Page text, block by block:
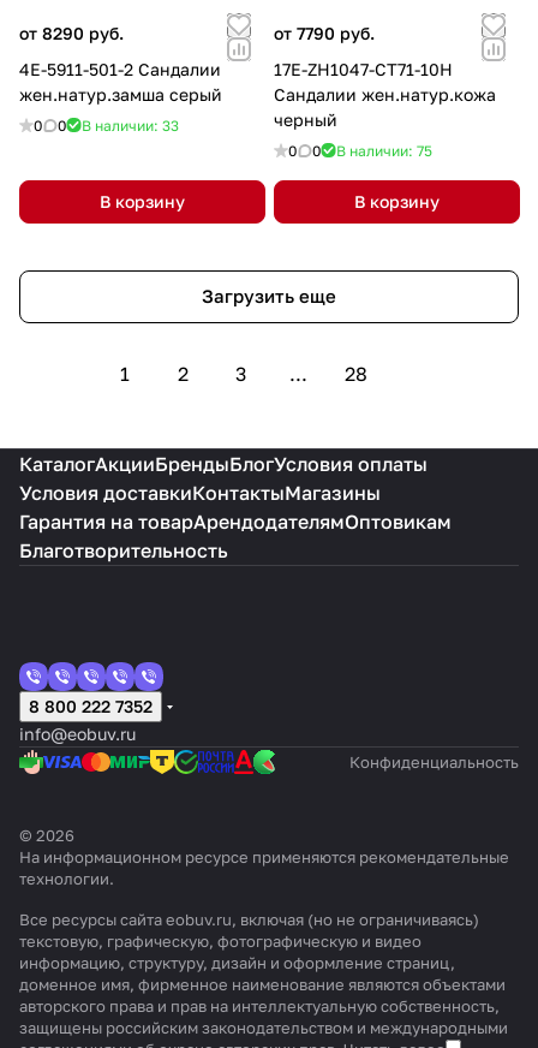
от 8290 руб.
4E-5911-501-2 Сандалии
жен.натур.замша серый
0 0 В наличии: 33
В корзину
от 7790 руб.
17E-ZH1047-CT71-10H
Сандалии жен.натур.кожа
черный
0 0 В наличии: 75
В корзину
Загрузить еще
1 2 3 ... 28
КаталогАкцииБрендыБлогУсловия оплаты
Условия доставкиКонтактыМагазины
Гарантия на товарАрендодателямОптовикам
Благотворительность
8 800 222 7352
info@eobuv.ru
Конфиденциальность
© 2026
На информационном ресурсе применяются рекомендательные
технологии.
Все ресурсы сайта eobuv.ru, включая (но не ограничиваясь)
текстовую, графическую, фотографическую и видео
информацию, структуру, дизайн и оформление страниц,
доменное имя, фирменное наименование являются объектами
авторского права и прав на интеллектуальную собственность,
защищены российским законодательством и международными